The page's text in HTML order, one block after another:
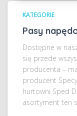
KATEGORIE
Pasy
Dostępne w
się przede
producenta –
producent
hurtowni Sped
asortyment ten